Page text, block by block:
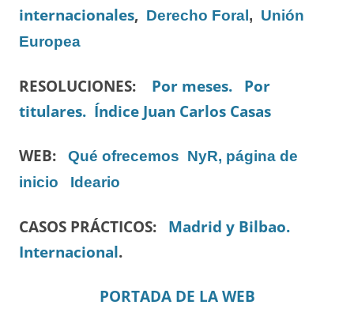
internacionales, Derecho Foral, Unión
Europea
RESOLUCIONES: Por meses.
Por
titulares. Índice Juan Carlos Casas
WEB: Qué ofrecemos NyR, página de
inicio
Ideario
CASOS PRÁCTICOS: Madrid y Bilbao.
Internacional.
PORTADA DE LA WEB